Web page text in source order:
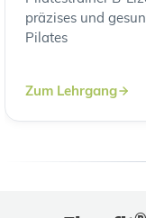
präzises und
Pilates
Zum Lehrgang